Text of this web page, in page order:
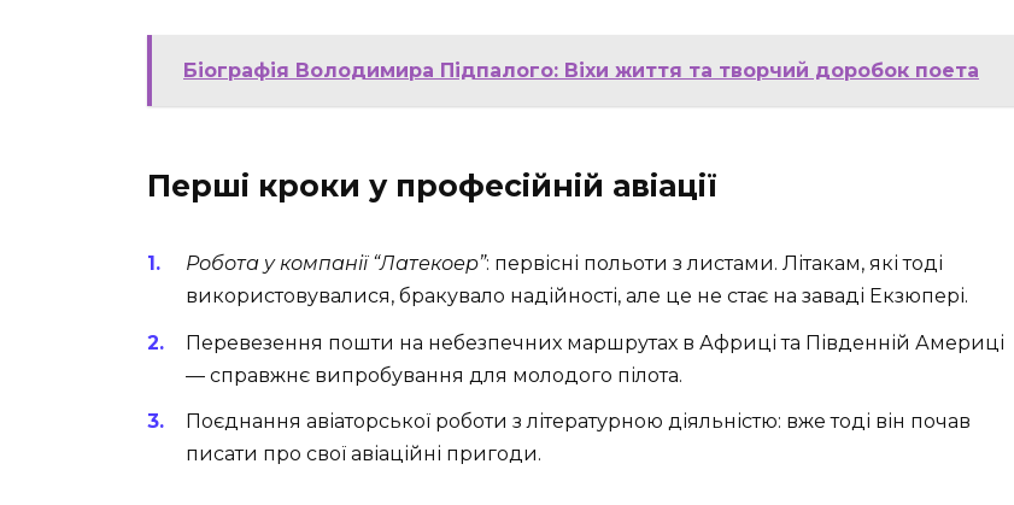
Біографія Володимира Підпалого: Віхи життя та творчий доробок поета
Перші кроки у професійній авіації
Робота у компанії “Латекоер”: первісні польоти з листами. Літакам, які тоді
використовувалися, бракувало надійності, але це не стає на заваді Екзюпері.
Перевезення пошти на небезпечних маршрутах в Африці та Південній Америці
— справжнє випробування для молодого пілота.
Поєднання авіаторської роботи з літературною діяльністю: вже тоді він почав
писати про свої авіаційні пригоди.